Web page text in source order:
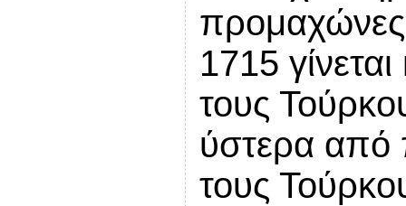
1715
τους
ύστερα από
τους